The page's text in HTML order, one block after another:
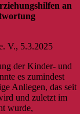
an
V., 5.3.2025
der Kinder- und
es zumindest
Anliegen, das seit
und zuletzt im
wurde,